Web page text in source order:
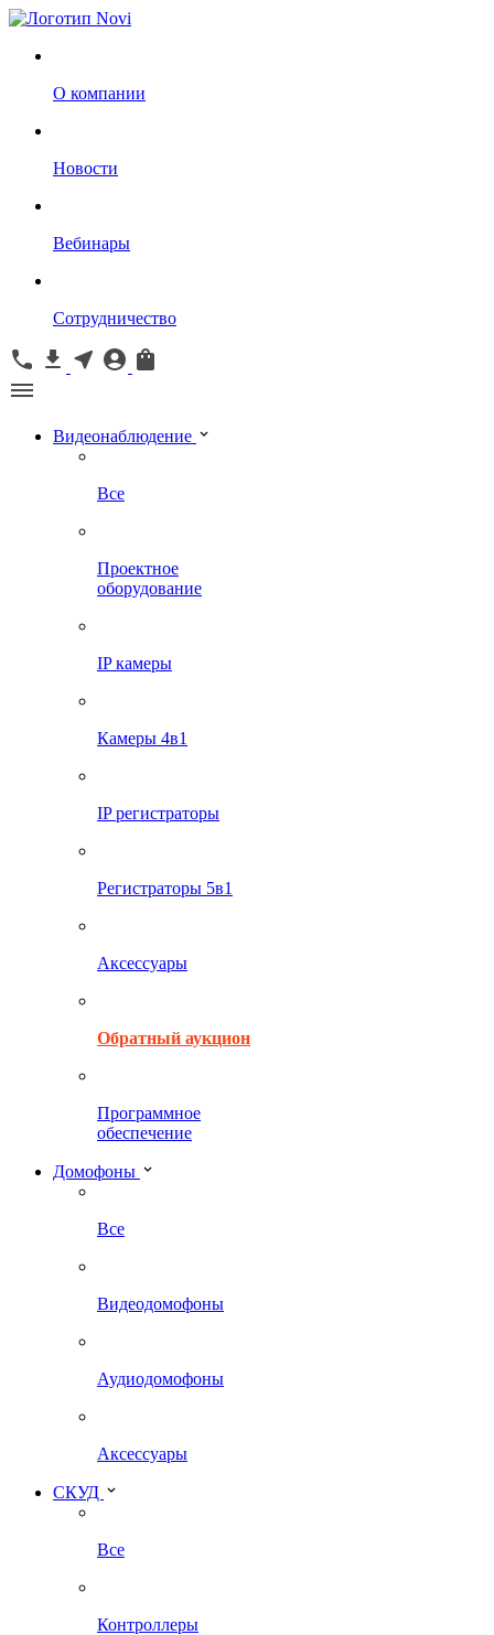
О компании
Новости
Вебинары
Сотрудничество
Видеонаблюдение
Все
Проектное
оборудование
IP камеры
Камеры 4в1
IP регистраторы
Регистраторы 5в1
Аксессуары
Обратный аукцион
Программное
обеспечение
Домофоны
Все
Видеодомофоны
Аудиодомофоны
Аксессуары
СКУД
Все
Контроллеры